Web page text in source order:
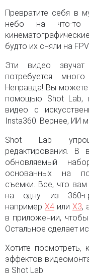
Превратите себя в
небо на что-то
будто их сняли на
Эти видео
потребуется
Неправда! Вы
помощью Shot Lab,
видео с
Insta360. Вернее, ИИ
Shot Lab
редактирования. В
обновляемый
основанных на
съемки. Все, что
на одну из 360-
например X4 или X3,
в приложении,
Остальное сделает
Хотите посмотреть,
эффектов
в Shot Lab.